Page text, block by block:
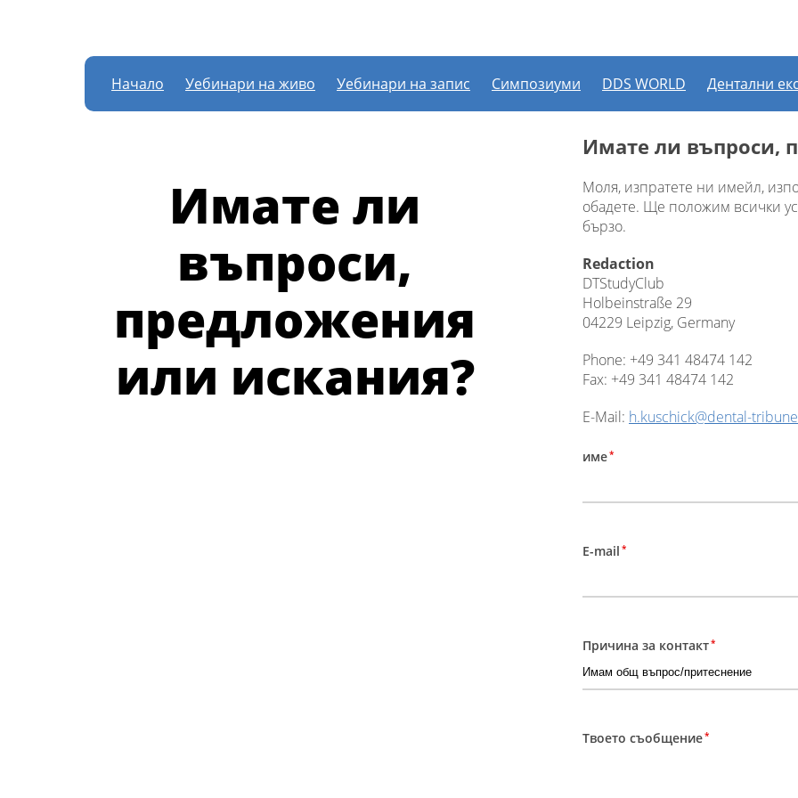
Начало Уебинари на живо Уебинари на запис Симпозиуми DDS WORLD Дентални
Имате ли
въпроси,
предложения
или искания?
Контакт
Имате ли въпроси,
Моля, изпратете ни имейл,
обадете. Ще положим всички
бързо.
Redaction
DTStudyClub
Holbeinstraße 29
04229 Leipzig, Germany
Phone: +49 341 48474 142
Fax: +49 341 48474 142
E-Mail: h.kuschick@dental-
име*
E-mail *
Причина за контакт*
Твоето съобщение*